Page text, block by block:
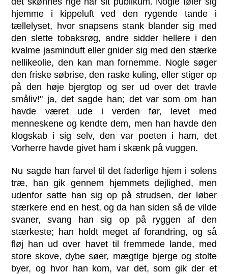
hjemme i kippeluft ved den rygende tande i
tællelyset, hvor snapsens stank blander sig med
den slette tobaksrøg, andre sidder hellere i den
kvalme jasminduft eller gnider sig med den stærke
nellikeolie, den kan man fornemme. Nogle søger
den friske søbrise, den raske kuling, eller stiger op
på den høje bjergtop og ser ud over det travle
småliv!" ja, det sagde han; det var som om han
havde været ude i verden før, levet med
menneskene og kendte dem, men han havde den
klogskab i sig selv, den var poeten i ham, det
Vorherre havde givet ham i skænk på vuggen.
Nu sagde han farvel til det faderlige hjem i solens
træ, han gik gennem hjemmets dejlighed, men
udenfor satte han sig op på strudsen, der løber
stærkere end en hest, og da han siden så de vilde
svaner, svang han sig op på ryggen af den
stærkeste; han holdt meget af forandring, og så
fløj han ud over havet til fremmede lande, med
store skove, dybe søer, mægtige bjerge og stolte
byer, og hvor han kom, var det, som gik der et